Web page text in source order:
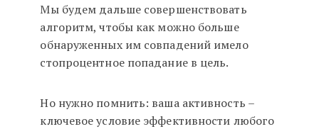
Мы будем дальше совершенствовать
алгоритм, чтобы как можно больше
обнаруженных им совпадений имело
стопроцентное попадание в цель.
Но нужно помнить: ваша активность –
ключевое условие эффективности любого